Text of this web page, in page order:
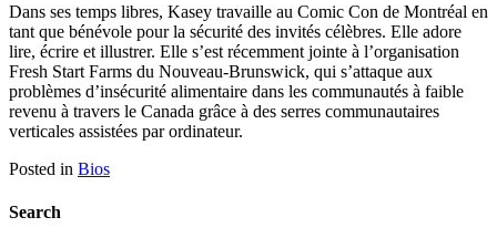
Dans ses temps libres, Kasey travaille au Comic Con de Montréal en
tant que bénévole pour la sécurité des invités célèbres. Elle adore
lire, écrire et illustrer. Elle s’est récemment jointe à l’organisation
Fresh Start Farms du Nouveau-Brunswick, qui s’attaque aux
problèmes d’insécurité alimentaire dans les communautés à faible
revenu à travers le Canada grâce à des serres communautaires
verticales assistées par ordinateur.
Posted in Bios
Search